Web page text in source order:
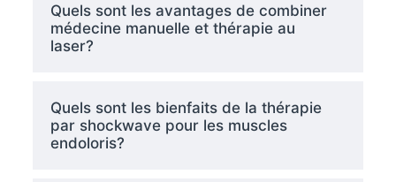
Quels sont les avantages de combiner
médecine manuelle et thérapie au
laser?
Quels sont les bienfaits de la thérapie
par shockwave pour les muscles
endoloris?